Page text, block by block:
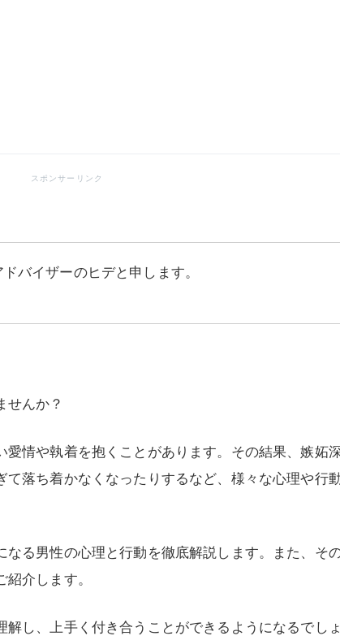
バイザーのヒデと申します。
せんか？
愛情や執着を抱くことがあります。その結果、嫉妬
て落ち着かなくなったりするなど、様々な心理や行
なる男性の心理と行動を徹底解説します。また、そ
介します。
解し、上手く付き合うことができるようになるでし